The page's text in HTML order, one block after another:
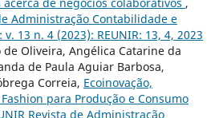
de negócios colaborativos ,
Administração Contabilidade e
13 n. 4 (2023): REUNIR: 13, 4, 2023
de Oliveira, Angélica Catarine da
de Paula Aguiar Barbosa,
Correia, Ecoinovação,
para Produção e Consumo
Revista de Administração